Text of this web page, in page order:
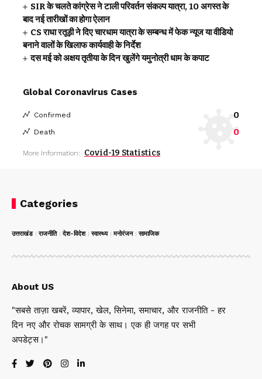
SIR के चलते कांग्रेस ने टाली परिवर्तन संकल्प यात्रा, 10 अगस्त के
बाद नई तारीखों का होगा ऐलान
CS राधा रतूड़ी ने दिए चारधाम यात्रा के सम्बन्ध में फेक न्यूज या वीडियो
बनाने वालों के खिलाफ कार्यवाही के निर्देश
दस मई को अक्षय तृतीया के दिन खुलेंगे यमुनोत्री धाम के कपाट
Global Coronavirus Cases
Confirmed 0
Death 0
More Information: Covid-19 Statistics
Categories
उत्तराखंड राजनीति देश-विदेश स्वास्थ्य मनोरंजन सामाजिक
About US
"सबसे ताज़ा खबरें, व्यापार, खेल, सिनेमा, समाचार, और राजनीति - हर
दिन नए और रोचक सामग्री के साथ। एक ही जगह पर सभी
अपडेट्स।"